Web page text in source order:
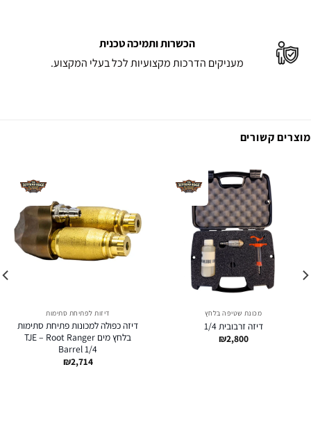
הכשרות ותמיכה טכנית
מעניקים הדרכות מקצועיות לכל בעלי המקצוע.
מוצרים קשורים
מכונת שטיפה בלחץ
דיזה זרבובית 1/4
₪2,800
דיזות לפתיחת סתימות
דיזה כפולה למכונות פתיחת סתימות
בלחץ מים TJE – Root Ranger
Barrel 1/4
₪2,714